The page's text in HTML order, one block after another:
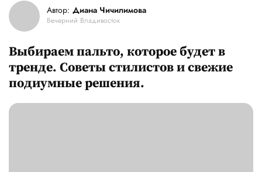
Автор: Диана Чичилимова
Вечерний Владивосток
Выбираем пальто, которое будет в
тренде. Советы стилистов и свежие
подиумные решения.